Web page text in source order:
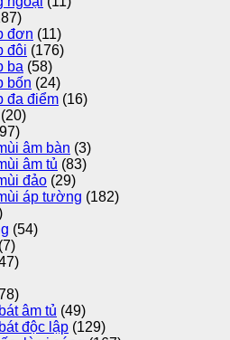
đơn (11)
đôi (176)
ba (58)
bốn (24)
đa điểm (16)
(20)
âm bàn (3)
âm tủ (83)
đảo (29)
áp tường (182)
(54)
(7)
âm tủ (49)
độc lập (129)